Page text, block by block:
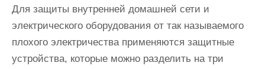
Для защиты внутренней домашней сети и
электрического оборудования от так называемого
плохого электричества применяются защитные
устройства, которые можно разделить на три